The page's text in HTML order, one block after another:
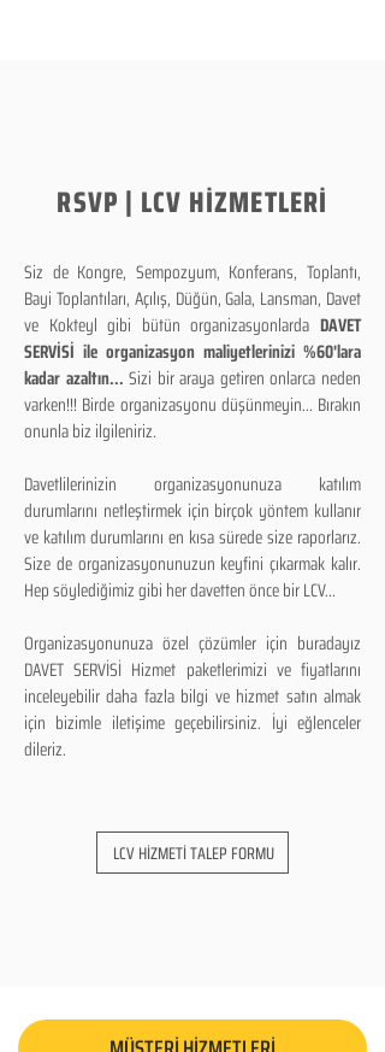
RSVP | LCV HİZMETLERİ
Siz de Kongre, Sempozyum, Konferans, Toplantı,
Bayi Toplantıları, Açılış, Düğün, Gala, Lansman, Davet
ve Kokteyl gibi bütün organizasyonlarda DAVET
SERVİSİ ile organizasyon maliyetlerinizi %60'lara
kadar azaltın...Sizi bir araya getiren onlarca neden
varken!!! Birde organizasyonu düşünmeyin... Bırakın
onunla biz ilgileniriz.
Davetlilerinizin organizasyonunuza katılım
durumlarını netleştirmek için birçok yöntem kullanır
ve katılım durumlarını en kısa sürede size raporlarız.
Size de organizasyonunuzun keyfini çıkarmak kalır.
Hep söylediğimiz gibi her davetten önce bir LCV...
Organizasyonunuza özel çözümler için buradayız
DAVET SERVİSİ Hizmet paketlerimizi ve fiyatlarını
inceleyebilir daha fazla bilgi ve hizmet satın almak
için bizimle iletişime geçebilirsiniz. İyi eğlenceler
dileriz.
LCV HİZMETİ TALEP FORMU